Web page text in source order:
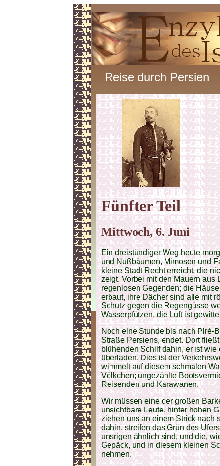
Reise durch Persien
FünfterTeil
Mittwoch, 6. Juni
Ein dreistündiger Weg heute
und Nußbäumen, Mimosen und
kleine Stadt Recht erreicht, die
zeigt. Vorbei mit den Mauern aus
regenlosen Gegenden; die
erbaut, ihre Dächer sind alle mit
Schutz gegen die Regengüsse
Wasserpfützen, die Luft ist
Noch eine Stunde bis nach Piré-
Straße Persiens, endet. Dort
blühenden Schilf dahin, er ist
überladen. Dies ist der
wimmelt auf diesem schmalen
Völkchen; ungezählte
Reisenden und Karawanen.
Wir müssen eine der großen
unsichtbare Leute, hinter hohen
ziehen uns an einem Strick nach
dahin, streifen das Grün des
unsrigen ähnlich sind, und die,
Gepäck, und in diesem kleinen
nehmen.